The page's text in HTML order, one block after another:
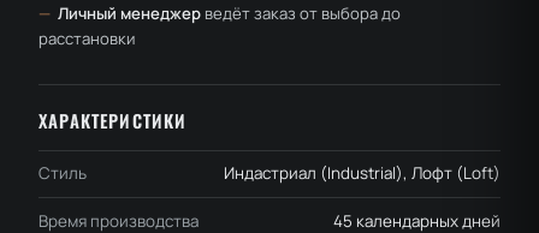
— Личный менеджер ведёт заказ от выбора до
расстановки
ХАРАКТЕРИСТИКИ
Стиль Индастриал (Industrial), Лофт (Loft)
Время производства 45 календарных дней